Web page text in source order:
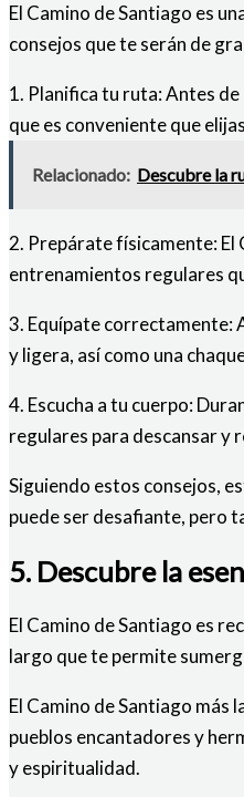
El Camino de Santiago es
consejos que te serán de
1. Planifica tu ruta: Antes
que es conveniente que
Relacionado: Descubre la
2. Prepárate físicamente: El
entrenamientos regulares
3. Equípate correctamente:
y ligera, así como una
4. Escucha a tu cuerpo:
regulares para descansar y
Siguiendo estos consejos,
puede ser desafiante, pero
5. Descubre la
El Camino de Santiago es
largo que te permite
El Camino de Santiago
pueblos encantadores y
y espiritualidad.